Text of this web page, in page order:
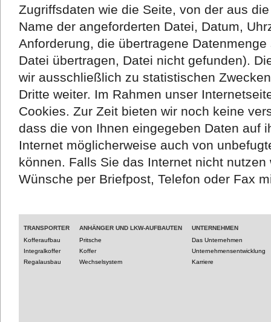
Zugriffsdaten wie die Seite, von der aus
Name der angeforderten Datei, Datum,
Anforderung, die übertragene
Datei übertragen, Datei nicht gefunden).
wir ausschließlich zu statistischen
Dritte weiter. Im Rahmen unser
Cookies. Zur Zeit bieten wir noch keine
dass die von Ihnen eingegeben Daten auf
Internet möglicherweise auch von
können. Falls Sie das Internet nicht
Wünsche per Briefpost, Telefon oder Fax
TRANSPORTER
Kofferaufbau
Integralkoffer
Regalausbau
ANHÄNGER UND LKW-AUFBAUTEN
Pritsche
Koffer
Wechselsystem
UNTERNEHMEN
Das Unternehmen
Unternehmensentwicklung
Karriere